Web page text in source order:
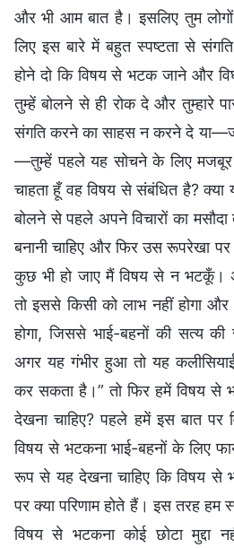
और भी आम बात है। इसलिए तुम
लिए इस बारे में बहुत स्पष्टता से
होने दो कि विषय से भटक जाने और
तुम्हें बोलने से ही रोक दे और तुम्हारे
संगति करने का साहस न करने दे
—तुम्हें पहले यह सोचने के लिए
चाहता हूँ वह विषय से संबंधित है?
बोलने से पहले अपने विचारों का मसौदा
बनानी चाहिए और फिर उस रूपरेखा पर
कुछ भी हो जाए मैं विषय से न भटकूँ।
तो इससे किसी को लाभ नहीं होगा और
होगा, जिससे भाई-बहनों की सत्य
अगर यह गंभीर हुआ तो यह
कर सकता है।” तो फिर हमें विषय
देखना चाहिए? पहले हमें इस बात पर
विषय से भटकना भाई-बहनों के लिए
रूप से यह देखना चाहिए कि विषय से
पर क्या परिणाम होते हैं। इस तरह
विषय से भटकना कोई छोटा मुद्दा